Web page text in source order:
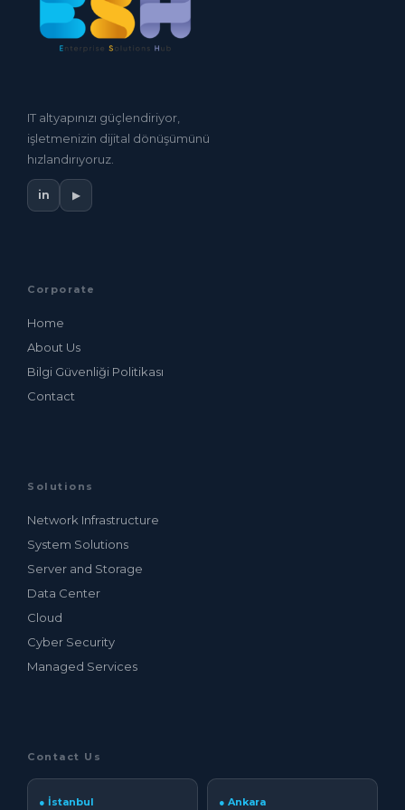
IT altyapınızı güçlendiriyor,
işletmenizin dijital dönüşümünü
hızlandırıyoruz.
in ▶
Corporate
Home
About Us
Bilgi Güvenliği Politikası
Contact
Solutions
Network Infrastructure
System Solutions
Server and Storage
Data Center
Cloud
Cyber Security
Managed Services
Contact Us
● İstanbul ● Ankara